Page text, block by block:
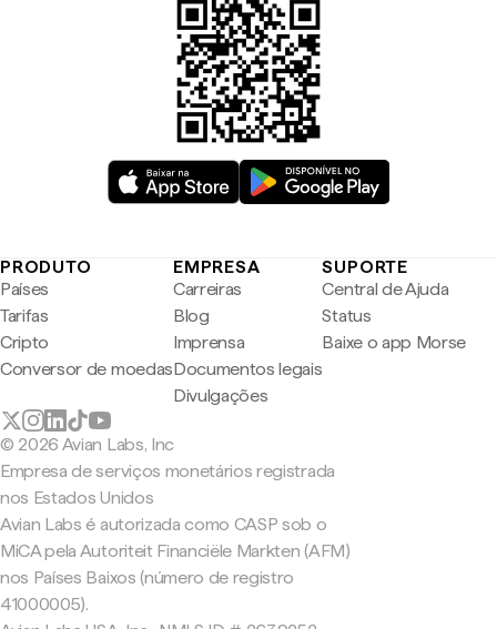
PRODUTO
Países
Tarifas
Cripto
Conversor de moedas
EMPRESA
Carreiras
Blog
Imprensa
Documentos legais
Divulgações
SUPORTE
Central de Ajuda
Status
Baixe o app Morse
© 2026 Avian Labs, Inc
Empresa de serviços monetários registrada
nos Estados Unidos
Avian Labs é autorizada como CASP sob o
MiCA pela Autoriteit Financiële Markten (AFM)
nos Países Baixos (número de registro
41000005).